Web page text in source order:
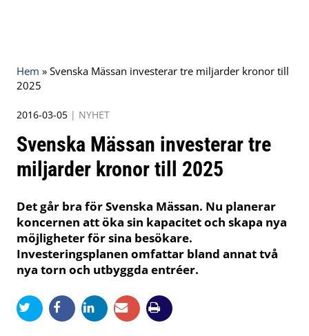
Hem » Svenska Mässan investerar tre miljarder kronor till
2025
2016-03-05 | NYHET
Svenska Mässan investerar tre
miljarder kronor till 2025
Det går bra för Svenska Mässan. Nu planerar
koncernen att öka sin kapacitet och skapa nya
möjligheter för sina besökare.
Investeringsplanen omfattar bland annat två
nya torn och utbyggda entréer.